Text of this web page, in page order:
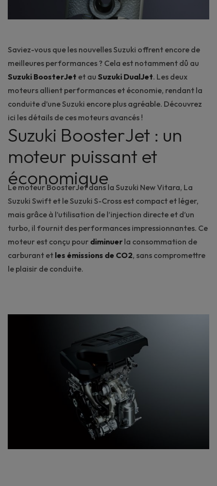
Saviez-vous que les nouvelles Suzuki offrent encore de
meilleures performances ? Cela est notamment dû au
Suzuki BoosterJet et au Suzuki DualJet. Les deux
moteurs allient performances et économie, rendant la
conduite d’une Suzuki encore plus agréable. Découvrez
ici les détails de ces moteurs avancés !
Suzuki BoosterJet : un
moteur puissant et
économique
Le moteur BoosterJet dans la Suzuki New Vitara, La
Suzuki Swift et leSuzuki S-Cross est compact et léger,
mais grâce à l’utilisation de l’injection directe et d’un
turbo, il fournit des performances impressionnantes. Ce
moteur est conçu pour diminuer la consommation de
carburant et les émissions de CO2, sans compromettre
le plaisir de conduite.